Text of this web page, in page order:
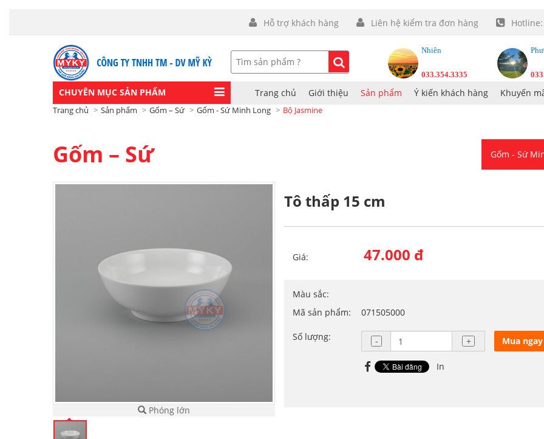
Hỗ trợ khách hàng Liên hệ kiểm tra đơn hàng Hotline:
Nhiên
033.354.3335
CHUYÊN MỤC SẢN PHẨM Trang chủ Giới thiệu Sản phẩm Ý kiến khách hàng Khuyến
Trang chủ Sản phẩm Gốm – Sứ Gốm - Sứ Minh Long Bộ Jasmine
Gốm – Sứ Gốm - Sứ
Phóng lớn
Tô thấp 15 cm
Giá: 47.000 đ
Màu sắc:
Mã sản phẩm:
071505000
Số lượng: Mua ngay
In